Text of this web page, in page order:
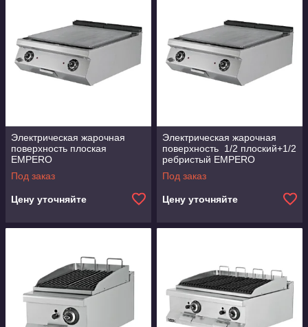
Электрическая жарочная
поверхность плоская
EMPERO
Под заказ
Цену уточняйте
Электрическая жарочная
поверхность 1/2 плоский+1/2
ребристый EMPERO
Под заказ
Цену уточняйте